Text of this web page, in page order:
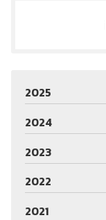
2025
2024
2023
2022
2021